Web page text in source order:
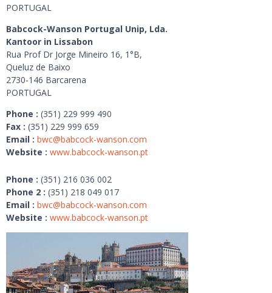
PORTUGAL
Babcock-Wanson Portugal Unip, Lda.
Kantoor in Lissabon
Rua Prof Dr Jorge Mineiro 16, 1°B,
Queluz de Baixo
2730-146 Barcarena
PORTUGAL
Phone : (351) 229 999 490
Fax : (351) 229 999 659
Email : bwc@babcock-wanson.com
Website : www.babcock-wanson.pt
Phone : (351) 216 036 002
Phone 2 : (351) 218 049 017
Email : bwc@babcock-wanson.com
Website : www.babcock-wanson.pt